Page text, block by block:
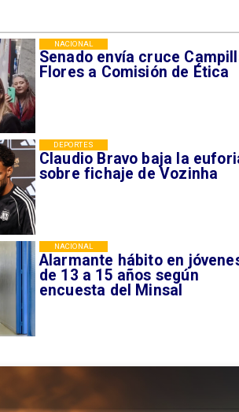
Senado envía cruce
Flores a Comisión de Ética
NACIONAL
Claudio Bravo baja la
sobre fichaje de Vozinha
DEPORTES
Alarmante hábito en
de 13 a 15 años según
encuesta del Minsal
NACIONAL